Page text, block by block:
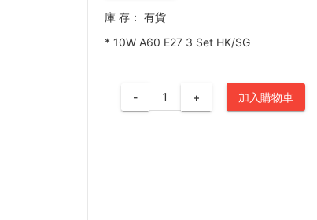
庫 存：
有貨
* 10W A60 E27 3 Set HK/SG
- + 加入購物車